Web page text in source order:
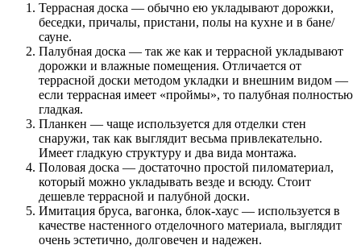
Террасная доска — обычно ею укладывают дорожки,
беседки, причалы, пристани, полы на кухне и в бане/
сауне.
Палубная доска — так же как и террасной укладывают
дорожки и влажные помещения. Отличается от
террасной доски методом укладки и внешним видом —
если террасная имеет «проймы», то палубная полностью
гладкая.
Планкен — чаще используется для отделки стен
снаружи, так как выглядит весьма привлекательно.
Имеет гладкую структуру и два вида монтажа.
Половая доска — достаточно простой пиломатериал,
который можно укладывать везде и всюду. Стоит
дешевле террасной и палубной доски.
Имитация бруса, вагонка, блок-хаус — используется в
качестве настенного отделочного материала, выглядит
очень эстетично, долговечен и надежен.